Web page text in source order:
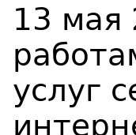
13 мая
услуг